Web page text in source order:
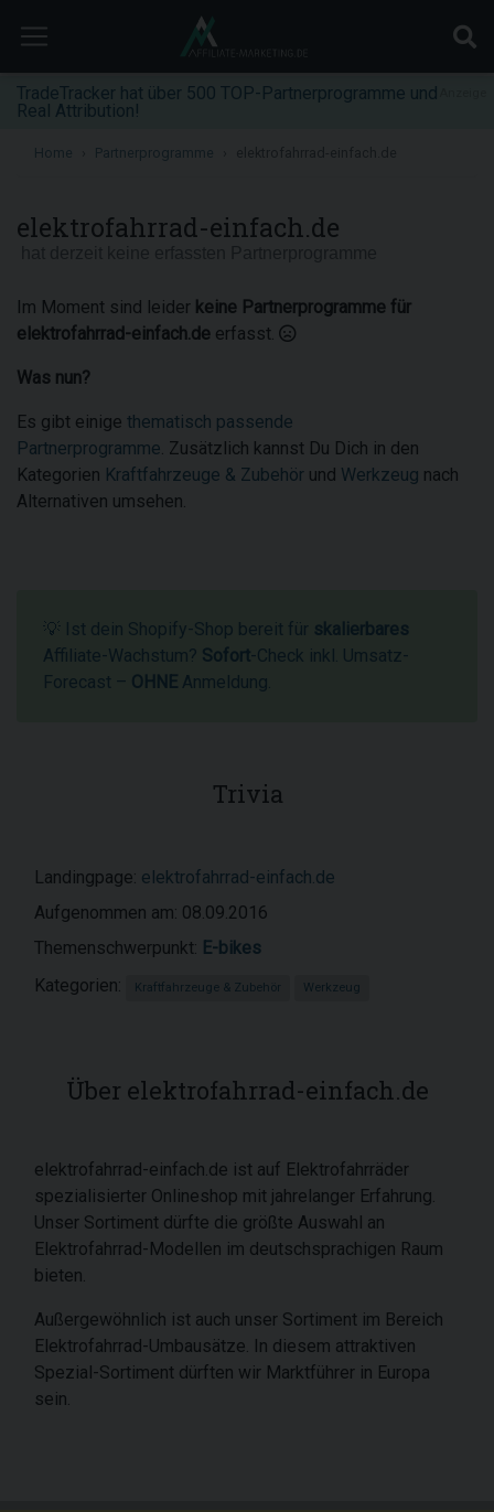
TradeTracker hat über 500 TOP-Partnerprogramme und
Real Attribution!
Home Partnerprogramme
elektrofahrrad-einfach.de
Im Moment sind leider keine Partnerprogramme für
elektrofahrrad-einfach.de erfasst.
Was nun?
Es gibt einige thematisch passende
Partnerprogramme. Zusätzlich kannst Du Dich in den
Kategorien Kraftfahrzeuge & Zubehör und Werkzeug nach
Alternativen umsehen.
💡 Ist dein Shopify-Shop bereit für skalierbares
Affiliate-Wachstum? Sofort-Check inkl. Umsatz-
Forecast – OHNE Anmeldung.
Trivia
Landingpage: elektrofahrrad-einfach.de
Aufgenommen am: 08.09.2016
Themenschwerpunkt: E-bikes
Kategorien:
Kraftfahrzeuge & Zubehör Werkzeug
Über elektrofahrrad-einfach.de
elektrofahrrad-einfach.de ist auf Elektrofahrräder
spezialisierter Onlineshop mit jahrelanger Erfahrung.
Unser Sortiment dürfte die größte Auswahl an
Elektrofahrrad-Modellen im deutschsprachigen Raum
bieten.
Außergewöhnlich ist auch unser Sortiment im Bereich
Elektrofahrrad-Umbausätze. In diesem attraktiven
Spezial-Sortiment dürften wir Marktführer in Europa
sein.